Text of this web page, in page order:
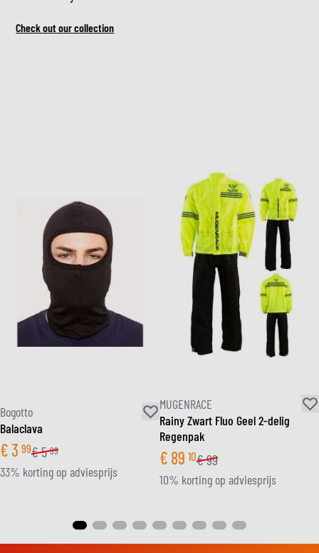
Check out our collection
Bogotto
Balaclava
€3 99€5 99
33% korting op adviesprijs
MUGENRACE
Rainy Zwart Fluo Geel 2-delig
Regenpak
€ 89 10€99
10% korting op adviesprijs